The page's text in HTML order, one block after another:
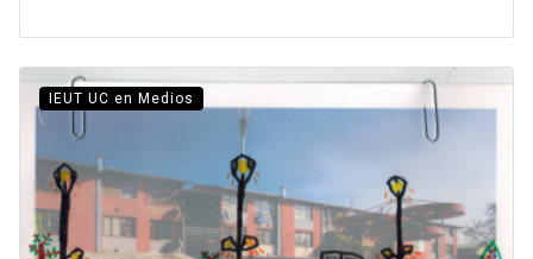
IEUT UC en Medios